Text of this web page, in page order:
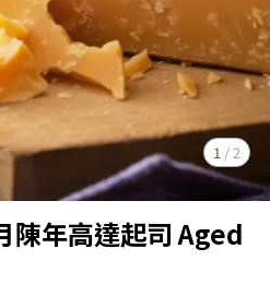
1 / 2
陳年高達起司 Aged